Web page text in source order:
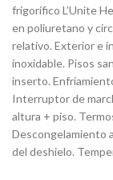
frigorífico L’Unite
en poliuretano y
relativo. Exterior e
inoxidable. Pisos
inserto.
Interruptor de
altura + piso.
Descongelamiento
del deshielo.